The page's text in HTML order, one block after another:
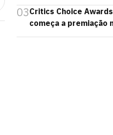
03Critics Choice
começa a premiação